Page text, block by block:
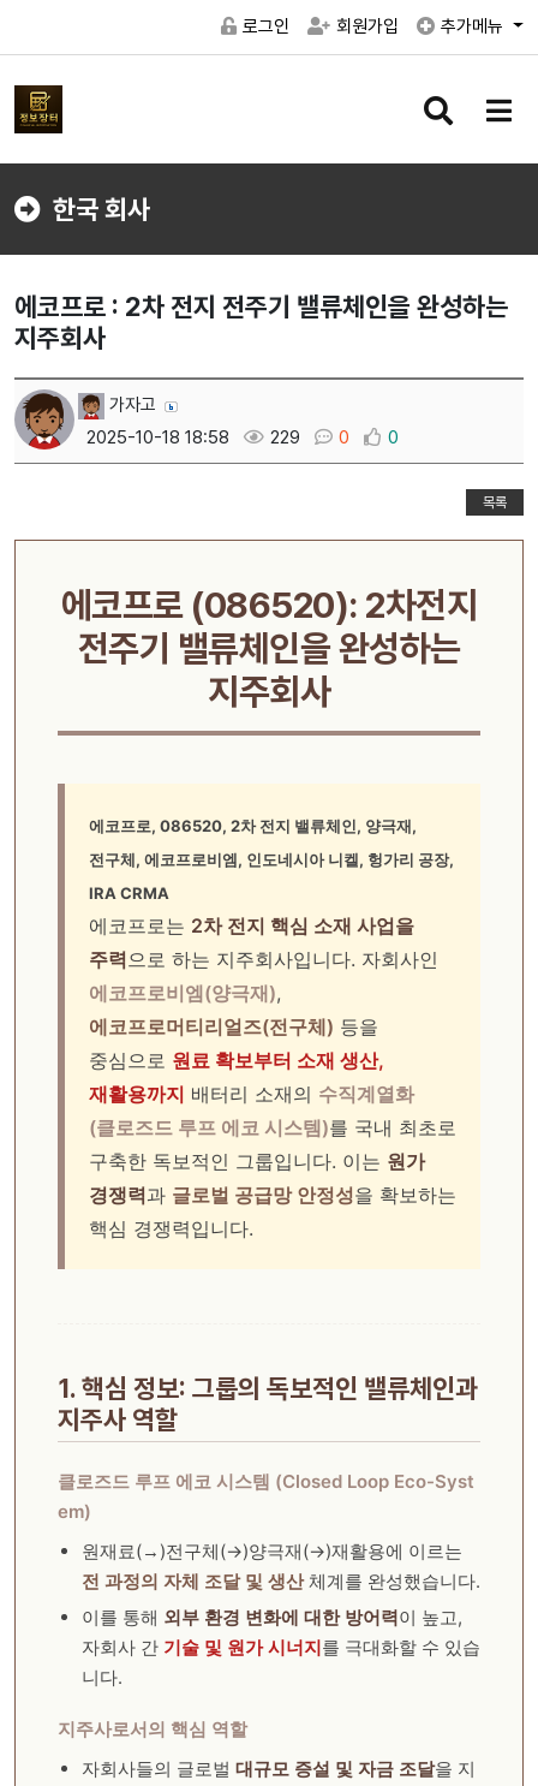
로그인 회원가입 추가메뉴
검
버
메
버
한국 회사
에코프로 : 2차 전지 전주기 밸류체인을 완성하는
지주회사
가자고
2025-10-18 18:58
229 0 0
목록
에코프로 (086520): 2차전지
전주기 밸류체인을 완성하는
지주회사
에코프로, 086520, 2차 전지 밸류체인, 양극재,
전구체, 에코프로비엠, 인도네시아 니켈, 헝가리 공장,
IRA CRMA
에코프로는 2차 전지 핵심 소재 사업을
주력으로 하는 지주회사입니다. 자회사인
에코프로비엠(양극재),
에코프로머티리얼즈(전구체) 등을
중심으로 원료 확보부터 소재 생산,
재활용까지 배터리 소재의 수직계열화
(클로즈드 루프 에코 시스템)를 국내 최초로
구축한 독보적인 그룹입니다. 이는 원가
경쟁력과 글로벌 공급망 안정성을 확보하는
핵심 경쟁력입니다.
1. 핵심 정보: 그룹의 독보적인 밸류체인과
지주사 역할
클로즈드 루프 에코 시스템 (Closed Loop Eco-Syst
em)
원재료(→ )전구체(→)양극재(→)재활용에 이르는
전 과정의 자체 조달 및 생산체계를 완성했습니다.
이를 통해 외부 환경 변화에 대한 방어력이 높고,
자회사 간 기술 및 원가 시너지를 극대화할 수 있습
니다.
지주사로서의 핵심 역할
자회사들의 글로벌 대규모 증설 및 자금 조달을 지